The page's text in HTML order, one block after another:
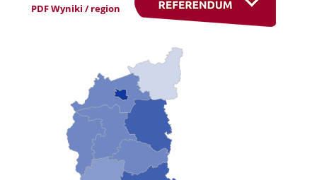
PDF Wyniki / region